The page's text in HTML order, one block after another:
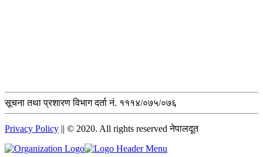
सूचना तथा प्रशारण विभाग दर्ता नं. १११४/०७५/०७६
Privacy Policy || © 2020. All rights reserved नेपालदूत